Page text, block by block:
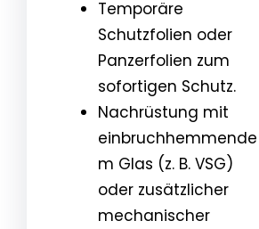
Temporäre
Schutzfolien oder
Panzerfolien zum
sofortigen Schutz.
Nachrüstung mit
einbruchhemmende
m Glas (z. B. VSG)
oder zusätzlicher
mechanischer